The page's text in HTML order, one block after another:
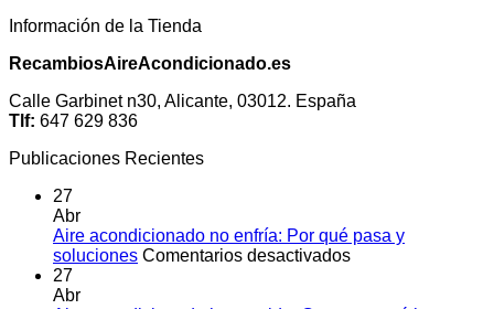
Información de la Tienda
RecambiosAireAcondicionado.es
Calle Garbinet n30, Alicante, 03012. España
Tlf: 647 629 836
Publicaciones Recientes
27
Abr
Aire acondicionado no enfría: Por qué pasa y
soluciones Comentarios desactivadosen
27
Abr